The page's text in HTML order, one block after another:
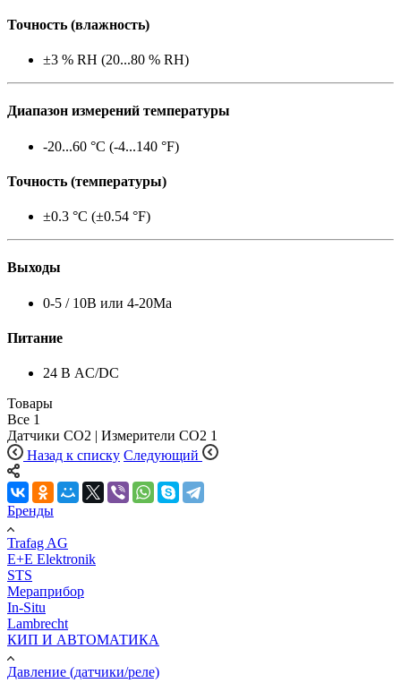
Точность (влажность)
±3 % RH (20...80 % RH)
Диапазон измерений температуры
-20...60 °C (-4...140 °F)
Точность (температуры)
±0.3 °C (±0.54 °F)
Выходы
0-5 / 10В или 4-20Ма
Питание
24 В AC/DC
Товары
Все 1
Датчики CO2 | Измерители СО2 1
Назад к списку Следующий
Бренды
Trafag AG
E+E Elektronik
STS
Мераприбор
In-Situ
Lambrecht
КИП И АВТОМАТИКА
Давление (датчики/реле)